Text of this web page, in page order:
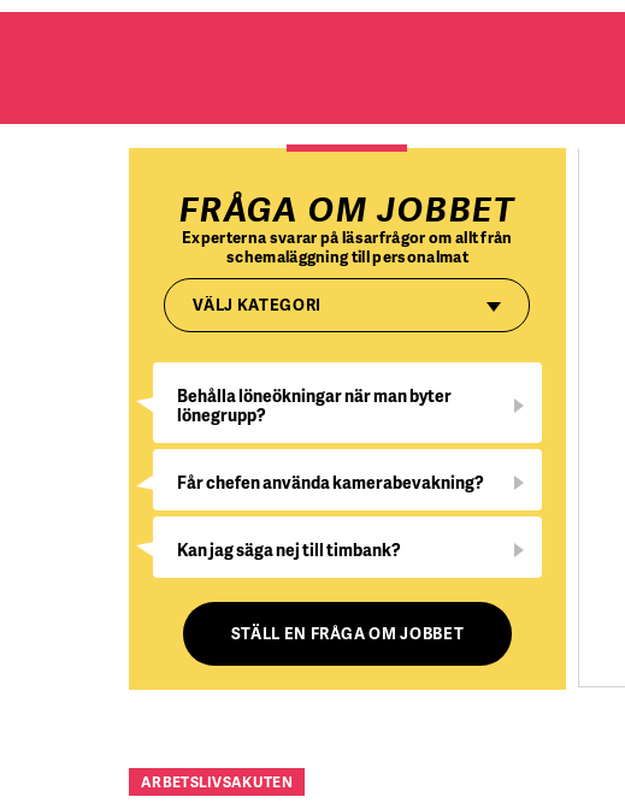
FRÅGA OM JOBBET
Experterna svarar på läsarfrågor om allt från
schemaläggning till personalmat
VÄLJ KATEGORI
Behålla löneökningar när man byter
lönegrupp?
Får chefen använda kamerabevakning?
Kan jag säga nej till timbank?
STÄLL EN FRÅGA OM JOBBET
ARBETSLIVSAKUTEN